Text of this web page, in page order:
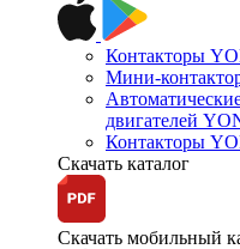
Контакторы
Мини-
двигателей
Контакторы
Скачать каталог
Скачать мобильный